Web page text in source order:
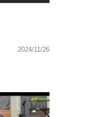
2024/11/26